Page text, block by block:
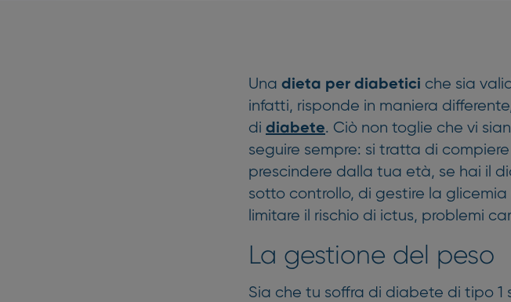
Una dieta per diabetici che sia
infatti, risponde in maniera
di diabete. Ciò non toglie che vi
seguire sempre: si tratta di
prescindere dalla tua età, se hai il
sotto controllo, di gestire la
limitare il rischio di ictus, problemi
La gestione del peso
Sia che tu soffra di diabete di tipo